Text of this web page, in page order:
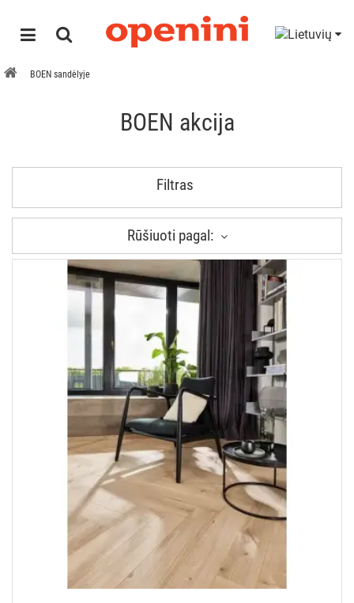
BOEN sandėlyje
BOEN akcija
Filtras
Rūšiuoti pagal: